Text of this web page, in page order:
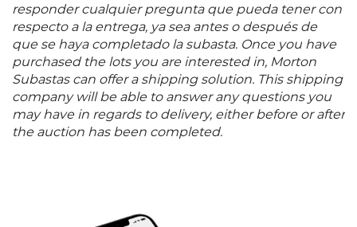
responder cualquier pregunta que pueda tener con
respecto a la entrega, ya sea antes o después de
que se haya completado la subasta. Once you have
purchased the lots you are interested in, Morton
Subastas can offer a shipping solution. This shipping
company will be able to answer any questions you
may have in regards to delivery, either before or after
the auction has been completed.